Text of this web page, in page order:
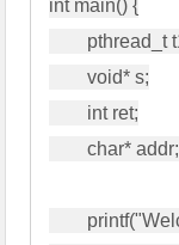
int main() {
        void* s;
        char* addr;